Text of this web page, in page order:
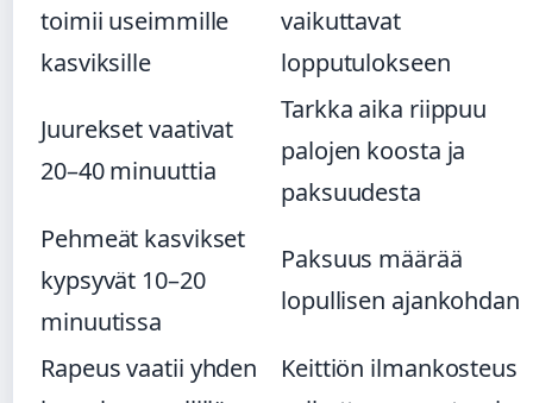
toimii useimmille
kasviksille
vaikuttavat
lopputulokseen
Juurekset vaativat
20–40 minuuttia
Tarkka aika riippuu
palojen koosta ja
paksuudesta
Pehmeät kasvikset
kypsyvät 10–20
minuutissa
Paksuus määrää
lopullisen ajankohdan
Rapeus vaatii yhden
Keittiön ilmankosteus